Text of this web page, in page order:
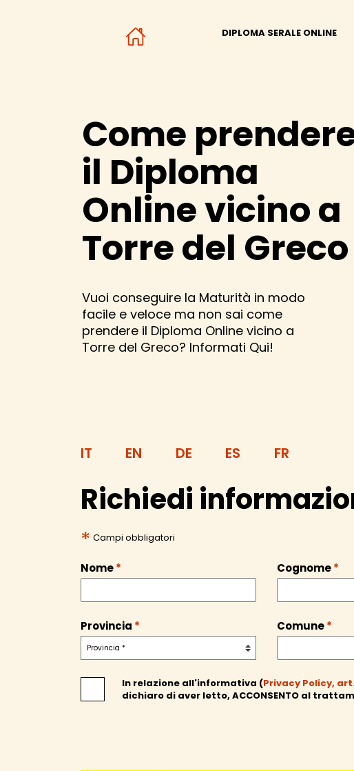
DIPLOMA SERALE ONLINE
Come
il Diploma
Online vicino a
Torre del Greco
Vuoi conseguire la Maturità in modo
facile e veloce ma non sai come
prendere il Diploma Online vicino a
Torre del Greco? Informati Qui!
IT EN DE ES FR
Richiedi
* Campi obbligatori
Nome* Cognome*
Provincia * Comune*
In relazione all'informativa (Privacy Policy, art.
dichiaro di aver letto, ACCONSENTO al